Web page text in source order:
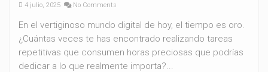
4 julio, 2025 No Comments
En el vertiginoso mundo digital de hoy, el tiempo es oro.
¿Cuántas veces te has encontrado realizando tareas
repetitivas que consumen horas preciosas que podrías
dedicar a lo que realmente importa?...